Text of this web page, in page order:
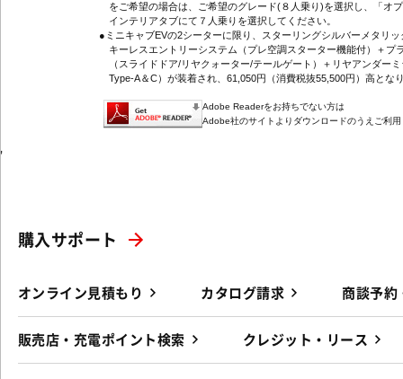
をご希望の場合は、ご希望のグレード(８人乗り)を選択し、「オ
インテリアタブにて７人乗りを選択してください。
●ミニキャブEVの2シーターに限り、スターリングシルバーメタリ
キーレスエントリーシステム（プレ空調スターター機能付）＋プ
（スライドドア/リヤクォーター/テールゲート）＋リヤアンダー
Type-A＆C）が装着され、61,050円（消費税抜55,500円）高とな
Adobe Readerをお持ちでない方は
Adobe社のサイトよりダウンロードのうえご利
'
購入サポート
オンライン見積もり カタログ請求 商談予約
販売店・充電ポイント検索 クレジット・リース